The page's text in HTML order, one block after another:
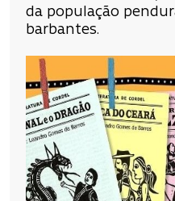
da população
barbantes.